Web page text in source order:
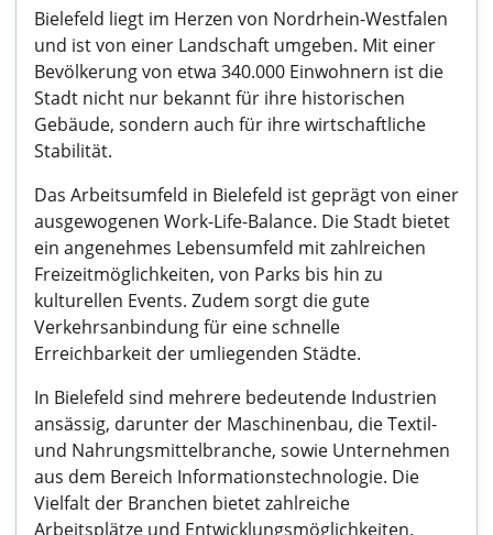
Bielefeld liegt im Herzen von Nordrhein-Westfalen
und ist von einer Landschaft umgeben. Mit einer
Bevölkerung von etwa 340.000 Einwohnern ist die
Stadt nicht nur bekannt für ihre historischen
Gebäude, sondern auch für ihre wirtschaftliche
Stabilität.
Das Arbeitsumfeld in Bielefeld ist geprägt von einer
ausgewogenen Work-Life-Balance. Die Stadt bietet
ein angenehmes Lebensumfeld mit zahlreichen
Freizeitmöglichkeiten, von Parks bis hin zu
kulturellen Events. Zudem sorgt die gute
Verkehrsanbindung für eine schnelle
Erreichbarkeit der umliegenden Städte.
In Bielefeld sind mehrere bedeutende Industrien
ansässig, darunter der Maschinenbau, die Textil-
und Nahrungsmittelbranche, sowie Unternehmen
aus dem Bereich Informationstechnologie. Die
Vielfalt der Branchen bietet zahlreiche
Arbeitsplätze und Entwicklungsmöglichkeiten.